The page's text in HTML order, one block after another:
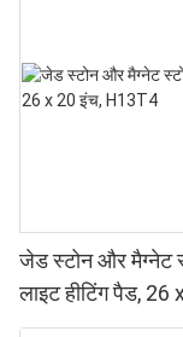
जेड स्टोन और मैग्नेट
लाइट हीटिंग पैड,